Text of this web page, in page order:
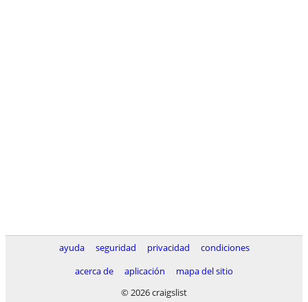
ayuda seguridad privacidad
condiciones
acerca de
aplicación
mapa del sitio
© 2026 craigslist